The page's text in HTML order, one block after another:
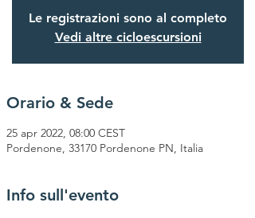
Le registrazioni sono al completo
Vedi altre cicloescursioni
Orario & Sede
25 apr 2022, 08:00 CEST
Pordenone, 33170 Pordenone PN, Italia
Info sull'evento